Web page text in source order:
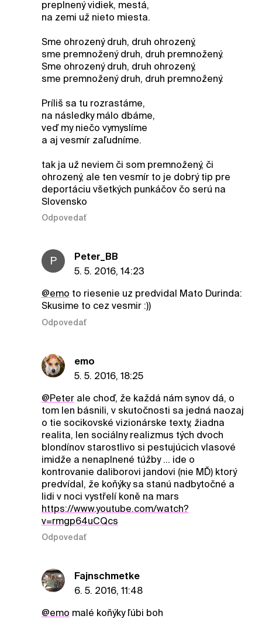
preplnený vidiek, mestá,
na zemi už nieto miesta.
Sme ohrozený druh, druh ohrozený,
sme premnožený druh, druh premnožený.
Sme ohrozený druh, druh ohrozený,
sme premnožený druh, druh premnožený.
Príliš sa tu rozrastáme,
na následky málo dbáme,
veď my niečo vymyslíme
a aj vesmír zaľudníme.
tak ja už neviem či som premnožený, či
ohrozený, ale ten vesmír to je dobrý tip pre
deportáciu všetkých punkáčov čo serú na
Slovensko
Odpovedať
P
Peter_BB
5. 5. 2016, 14:23
@emo to riesenie uz predvidal Mato Durinda:
Skusime to cez vesmir :))
Odpovedať
emo
5. 5. 2016, 18:25
@Peterale choď, že každá nám synov dá, o
tom len básnili, v skutočnosti sa jedná naozaj
o tie socikovské vizionárske texty, žiadna
realita, len sociálny realizmus tých dvoch
blondínov starostlivo si pestujúcich vlasové
imidže a nenaplnené túžby ... ide o
kontrovanie daliborovi jandovi (nie MĎ) ktorý
predvídal, že koňýky sa stanú nadbytočné a
lidi v noci vystřelí koně na mars
https://www.youtube.com/watch?
v=rmgp64uCQcs
Odpovedať
Fajnschmetke
6. 5. 2016, 11:48
@emo malé koňýky ľúbi boh